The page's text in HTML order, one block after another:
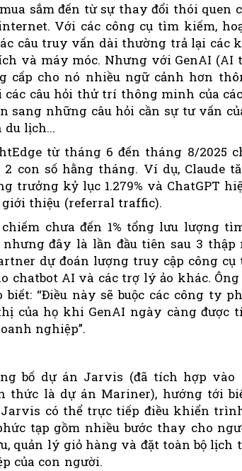
sắm đến từ sự thay đổi thói quen
Với các công cụ tìm kiếm,
câu truy vấn dài thường trả lại các
và máy móc. Nhưng với GenAI (AI
cấp cho nó nhiều ngữ cảnh hơn
câu hỏi thử trí thông minh của
sang những câu hỏi cần sự tư vấn
du lịch...
từ tháng 6 đến tháng 8/2025
con số hằng tháng. Ví dụ, Claude
trưởng kỷ lục 1.279% và ChatGPT
thiệu (referral traffic).
chưa đến 1% tổng lưu lượng
nhưng đây là lần đầu tiên sau 3 thập
dự đoán lượng truy cập công
chatbot AI và các trợ lý ảo khác.
biết: “Điều này sẽ buộc các công ty
của họ khi GenAI ngày càng được
nghiệp”.
bố dự án Jarvis (đã tích hợp
thức là dự án Mariner), hướng tới
Jarvis có thể trực tiếp điều khiển
tạp gồm nhiều bước thay cho
quản lý giỏ hàng và đặt toàn bộ lịch
của con người.